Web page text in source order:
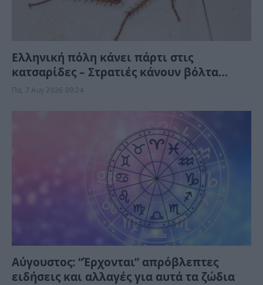
Ελληνική πόλη κάνει πάρτι στις
κατσαρίδες – Στρατιές κάνουν βόλτα
μέρα-νύχτα στους δρόμους (Βίντεο)
Πα, 7 Αυγ 2026 09:24
Αύγουστος: “Έρχονται” απρόβλεπτες
ειδήσεις και αλλαγές για αυτά τα ζώδια